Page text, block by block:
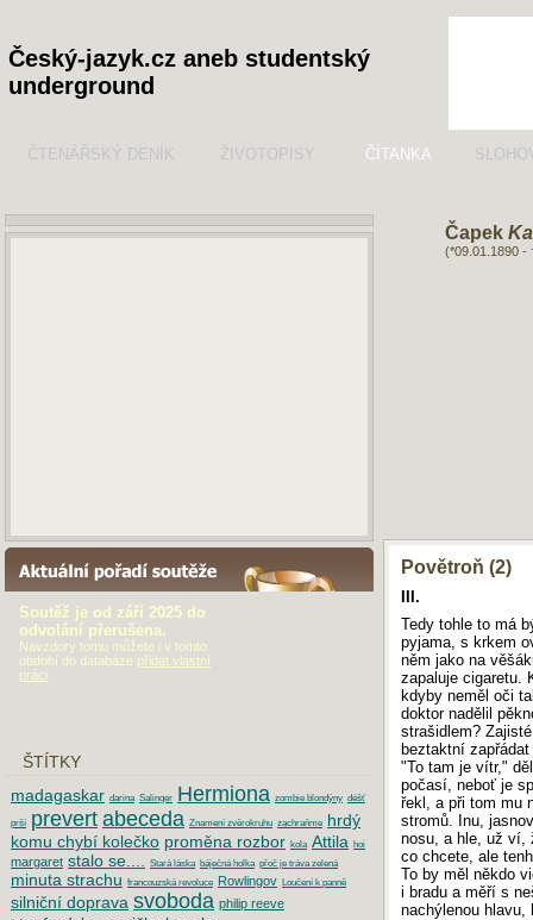
Český-jazyk.cz aneb studentský
underground
ČTENÁŘSKÝ DENÍK ŽIVOTOPISY ČÍTANKA
Čapek
(*09.01.1890 -
Povětroň (2)
III.
Tedy tohle to má
pyjama, s krkem
něm jako na
zapaluje cigaretu.
kdyby neměl oči
doktor nadělil
strašidlem?
beztaktní
"To tam je vítr,"
počasí, neboť je
řekl, a při tom mu
stromů. Inu,
nosu, a hle, už ví,
co chcete, ale
To by měl někdo
i bradu a měří s
nachýlenou
AKTUÁLNÍ POŘADÍ SOUTĚŽE
Soutěž je od září 2025 do
odvolání přerušena.
Navzdory tomu můžete i v tomto
období do databáze přidat vlastní
práci
ŠTÍTKY
madagaskar darina Salinger Hermiona zombie blondýny déšť
prší prevert abeceda Znamení zvěrokruhu zachraňme hrdý
komu chybí kolečko proměna rozbor kola Attila hoi
margaret stalo se.... Stará láska báječná holka přoč je tráva zelená
minuta strachu francouzská revoluce Rowlingov Loučení k panně
silniční doprava svoboda philip reeve